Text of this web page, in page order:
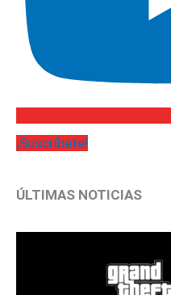
¡Suscríbete!
ÚLTIMAS NOTICIAS